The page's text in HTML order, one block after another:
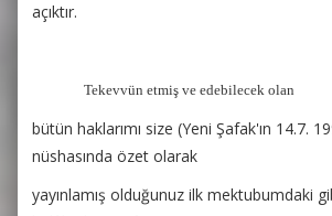
açıktır.
Tekevvün etmiş ve edebilecek olan
bütün haklarımı size (Yeni Şafak'ın 14.7.
nüshasında özet olarak
yayınlamış olduğunuz ilk mektubumdaki